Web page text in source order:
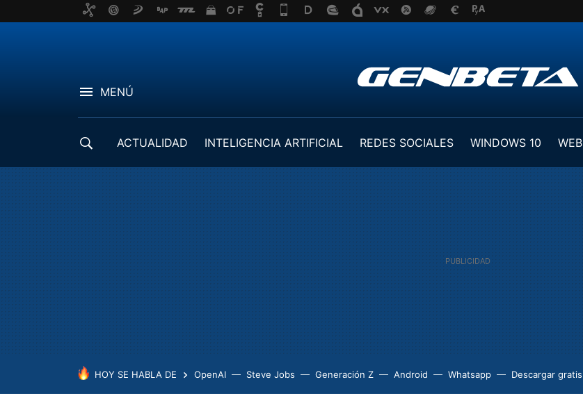
MENÚ
ACTUALIDAD INTELIGENCIA ARTIFICIAL REDES SOCIALES WINDOWS 10 WEB
HOY SE HABLA DE OpenAI Steve Jobs Generación Z Android Whatsapp Descargar gratis